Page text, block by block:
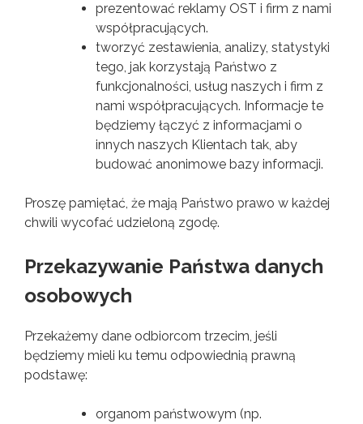
prezentować reklamy OST i firm z nami
współpracujących.
tworzyć zestawienia, analizy, statystyki
tego, jak korzystają Państwo z
funkcjonalności, usług naszych i firm z
nami współpracujących. Informacje te
będziemy łączyć z informacjami o
innych naszych Klientach tak, aby
budować anonimowe bazy informacji.
Proszę pamiętać, że mają Państwo prawo w każdej
chwili wycofać udzieloną zgodę.
Przekazywanie Państwa danych
osobowych
Przekażemy dane odbiorcom trzecim, jeśli
będziemy mieli ku temu odpowiednią prawną
podstawę:
organom państwowym (np.